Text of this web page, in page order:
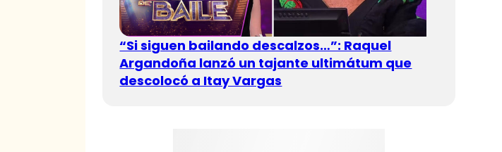
“Si siguen bailando descalzos…”: Raquel
Argandoña lanzó un tajante ultimátum que
descolocó a Itay Vargas